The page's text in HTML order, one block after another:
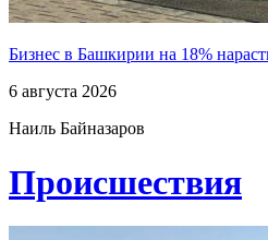
Бизнес в Башкирии на 18%
6 августа 2026
Наиль Байназаров
Проиcшествия